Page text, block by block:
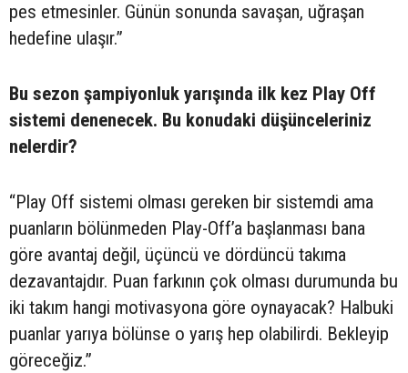
pes etmesinler. Günün sonunda savaşan, uğraşan
hedefine ulaşır.”
Bu sezon şampiyonluk yarışında ilk kez Play Off
sistemi denenecek. Bu konudaki düşünceleriniz
nelerdir?
“Play Off sistemi olması gereken bir sistemdi ama
puanların bölünmeden Play-Off’a başlanması bana
göre avantaj değil, üçüncü ve dördüncü takıma
dezavantajdır. Puan farkının çok olması durumunda bu
iki takım hangi motivasyona göre oynayacak? Halbuki
puanlar yarıya bölünse o yarış hep olabilirdi. Bekleyip
göreceğiz.”